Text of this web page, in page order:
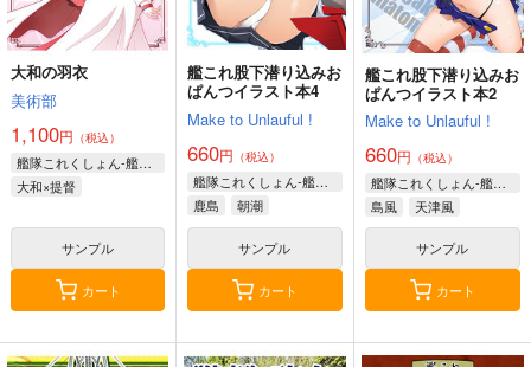
大和の羽衣
美術部
1,100円 （税込）
艦隊これくしょん-艦これ-
大和×提督
サンプル
カート
艦これ股下潜り込みお
ぱんつイラスト本4
Make to Unlauful !
660円 （税込）
艦隊これくしょん-艦これ-
鹿島
朝潮
サンプル
カート
艦これ股下潜り込みお
ぱんつイラスト本2
Make to Unlauful !
660円 （税込）
艦隊これくしょん-艦これ-
島風
天津風
サンプル
カート